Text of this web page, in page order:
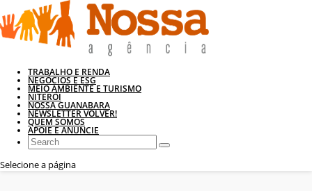
TRABALHO E RENDA
NEGÓCIOS E ESG
MEIO AMBIENTE E TURISMO
NITERÓI
NOSSA GUANABARA
NEWSLETTER VOLVER!
QUEM SOMOS
APOIE E ANUNCIE
Selecione a página